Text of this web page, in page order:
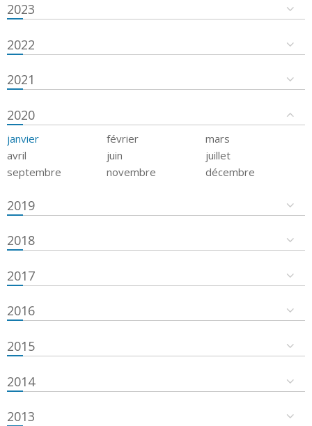
2023
2022
2021
2020
janvier février
mars
avril
juin
juillet
septembre
novembre décembre
2019
2018
2017
2016
2015
2014
2013